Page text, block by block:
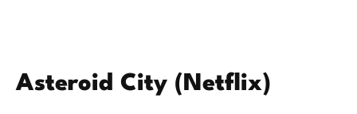
Asteroid City (Netflix)